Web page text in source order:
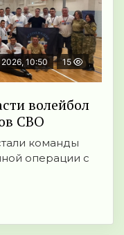
10:50 15
волейбол
СВО
команды
операции с